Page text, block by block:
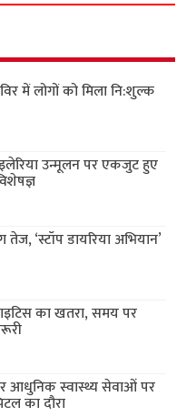
में लोगों को मिला नि:शुल्क
उन्मूलन पर एकजुट हुए
‘स्टॉप डायरिया अभियान’
का खतरा, समय पर
आधुनिक स्वास्थ्य सेवाओं पर
का दौरा